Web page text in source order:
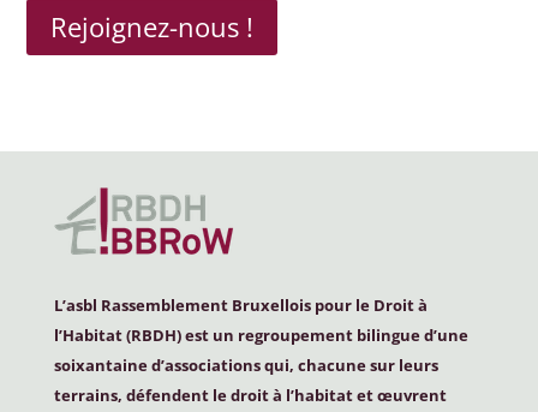
Rejoignez-nous !
L’asbl Rassemblement Bruxellois pour le Droit à
l’Habitat (RBDH) est un regroupement bilingue d’une
soixantaine d’associations qui, chacune sur leurs
terrains, défendent le droit à l’habitat et œuvrent